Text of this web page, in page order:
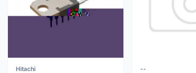
Hitachi --